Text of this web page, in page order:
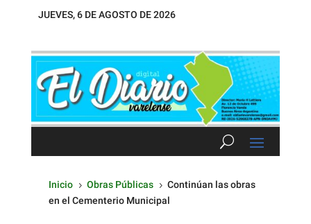
JUEVES, 6 DE AGOSTO DE 2026
Inicio 5 Obras Públicas 5 Continúan las obras
en el Cementerio Municipal